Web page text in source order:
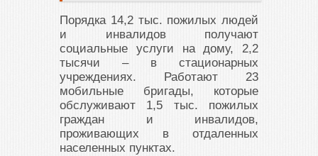
Порядка 14,2 тыс. пожилых людей
и инвалидов получают
социальные услуги на дому, 2,2
тысячи – в стационарных
учреждениях. Работают 23
мобильные бригады, которые
обслуживают 1,5 тыс. пожилых
граждан и инвалидов,
проживающих в отдаленных
населенных пунктах.